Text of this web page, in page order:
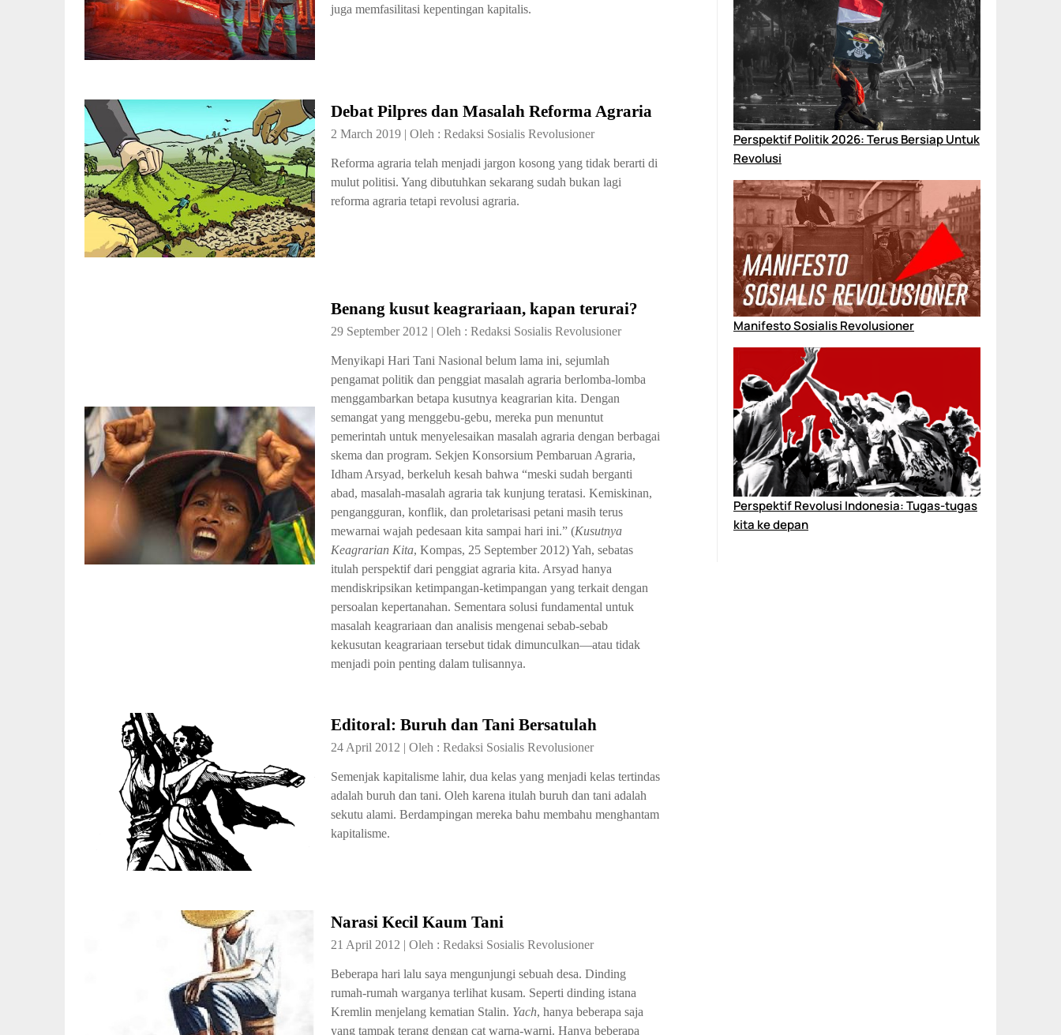
juga memfasilitasi kepentingan kapitalis.
Debat Pilpres dan Masalah Reforma Agraria
2 March 2019 | Oleh : Redaksi Sosialis Revolusioner
Reforma agraria telah menjadi jargon kosong yang tidak berarti di
mulut politisi. Yang dibutuhkan sekarang sudah bukan lagi
reforma agraria tetapi revolusi agraria.
Benang kusut keagrariaan, kapan terurai?
29 September 2012 | Oleh : Redaksi Sosialis Revolusioner
Menyikapi Hari Tani Nasional belum lama ini, sejumlah
pengamat politik dan penggiat masalah agraria berlomba-lomba
menggambarkan betapa kusutnya keagrarian kita. Dengan
semangat yang menggebu-gebu, mereka pun menuntut
pemerintah untuk menyelesaikan masalah agraria dengan berbagai
skema dan program. Sekjen Konsorsium Pembaruan Agraria,
Idham Arsyad, berkeluh kesah bahwa “meski sudah berganti
abad, masalah-masalah agraria tak kunjung teratasi. Kemiskinan,
pengangguran, konflik, dan proletarisasi petani masih terus
mewarnai wajah pedesaan kita sampai hari ini.” (Kusutnya
Keagrarian Kita, Kompas, 25 September 2012) Yah, sebatas
itulah perspektif dari penggiat agraria kita. Arsyad hanya
mendiskripsikan ketimpangan-ketimpangan yang terkait dengan
persoalan kepertanahan. Sementara solusi fundamental untuk
masalah keagrariaan dan analisis mengenai sebab-sebab
kekusutan keagrariaan tersebut tidak dimunculkan—atau tidak
menjadi poin penting dalam tulisannya.
Editoral: Buruh dan Tani Bersatulah
24 April 2012 | Oleh : Redaksi Sosialis Revolusioner
Semenjak kapitalisme lahir, dua kelas yang menjadi kelas tertindas
adalah buruh dan tani. Oleh karena itulah buruh dan tani adalah
sekutu alami. Berdampingan mereka bahu membahu menghantam
kapitalisme.
Narasi Kecil Kaum Tani
21 April 2012 | Oleh : Redaksi Sosialis Revolusioner
Beberapa hari lalu saya mengunjungi sebuah desa. Dinding
rumah-rumah warganya terlihat kusam. Seperti dinding istana
Kremlin menjelang kematian Stalin. Yach, hanya beberapa saja
yang tampak terang dengan cat warna-warni. Hanya beberapa
Perspektif Politik 2026: Terus Bersiap Untuk
Revolusi
Manifesto Sosialis Revolusioner
Perspektif Revolusi Indonesia: Tugas-tugas
kita ke depan